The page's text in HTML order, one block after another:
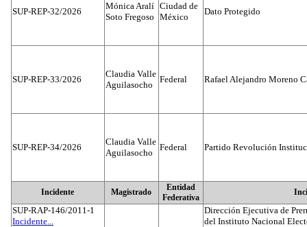
SUP-REP-32/2026
Mónica Aralí
Soto Fregoso
Ciudad de
México
Dato Protegido
SUP-REP-33/2026
Claudia Valle
Aguilasocho
Federal Rafael Alejandro Moreno
SUP-REP-34/2026
Claudia Valle
Aguilasocho
Federal Partido Revolución
Incidente Magistrado
Entidad
Federativa
SUP-RAP-146/2011-1
Incidente...
Dirección Ejecutiva de
del Instituto Nacional